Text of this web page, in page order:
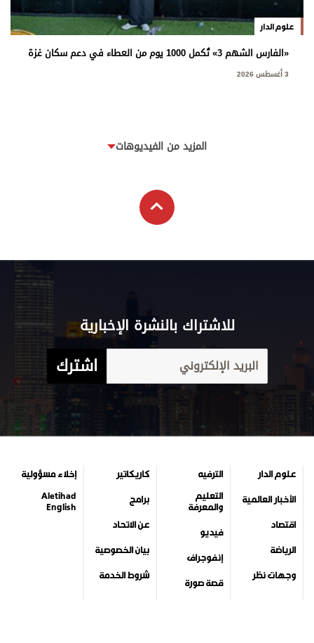
علوم الدار
«الفارس الشهم 3» تُكمل 1000 يوم من العطاء في دعم سكان غزة
3 أغسطس 2026
المزيد من الفيديوهات
للاشتراك بالنشرة الإخبارية
اشترك
علوم الدار
الأخبار العالمية
اقتصاد
الرياضة
وجهات نظر
الترفيه
التعليم
والمعرفة
فيديو
إنفوجراف
قصة صورة
كاريكاتير
برامج
عن الاتحاد
بيان الخصوصية
شروط الخدمة
إخلاء مسؤولية
Aletihad
English